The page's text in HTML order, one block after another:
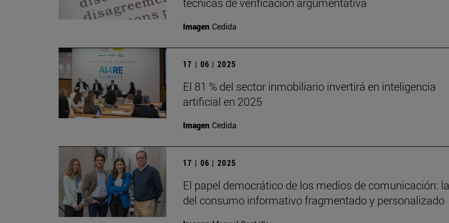
Imagen Cedida
17 | 06 | 2025
El 81 % del sector inmobiliario invertirá en inteligencia
artificial en 2025
Imagen Cedida
17 | 06 | 2025
El papel democrático de los medios de comunicación:
del consumo informativo fragmentado y personalizado